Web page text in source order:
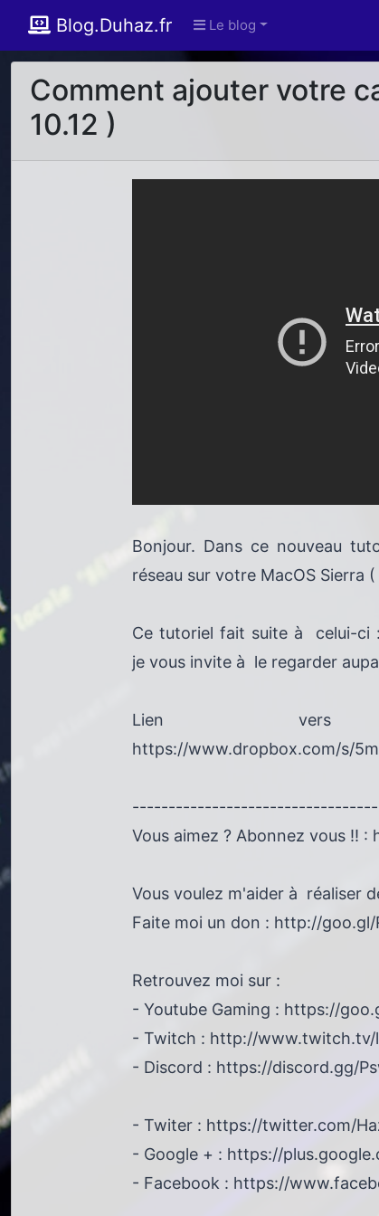
Blog.Duhaz.fr Le blog
Comment ajouter votre
10.12 )
Bonjour. Dans ce nouveau
réseau sur votre MacOS Sierra (
Ce tutoriel fait suite à celui-ci
je vous invite à le regarder
Lien
https://www.dropbox.com/s/
Vous aimez ? Abonnez vous !!
Vous voulez m'aider à réaliser
Faite moi un don : http://goo.gl/
Retrouvez moi sur :
- Youtube Gaming : https://
- Twitch : http://www.twitch.tv/
- Discord : https://discord.gg/
- Twiter : https://twitter.com/
- Google + : https://
- Facebook : https://